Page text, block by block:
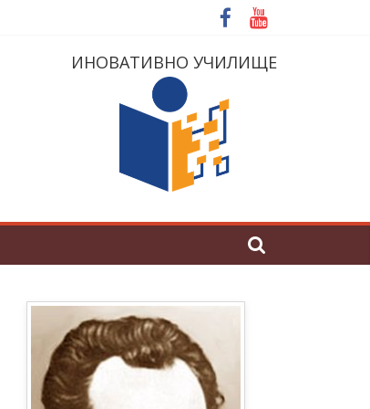
ИНОВАТИВНО УЧИЛИЩЕ